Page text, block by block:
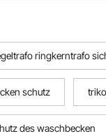
ringkerntrafo
schutz
des waschbecken